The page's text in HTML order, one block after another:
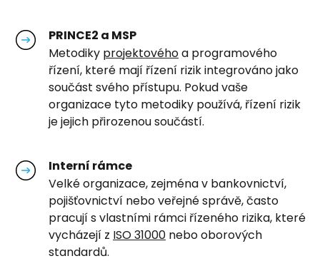
PRINCE2 a MSP
Metodiky projektovéhoa programového
řízení, které mají řízení rizik integrováno jako
součást svého přístupu. Pokud vaše
organizace tyto metodiky používá, řízení rizik
je jejich přirozenou součástí.
Interní rámce
Velké organizace, zejména v bankovnictví,
pojišťovnictví nebo veřejné správě, často
pracují s vlastními rámci řízeného rizika, které
vycházejí z ISO 31000 nebo oborových
standardů.